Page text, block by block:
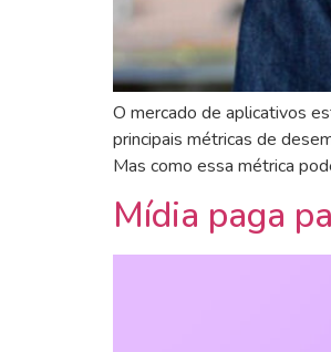
O mercado de aplicativos
principais métricas de
Mas como essa métrica
Mídia paga